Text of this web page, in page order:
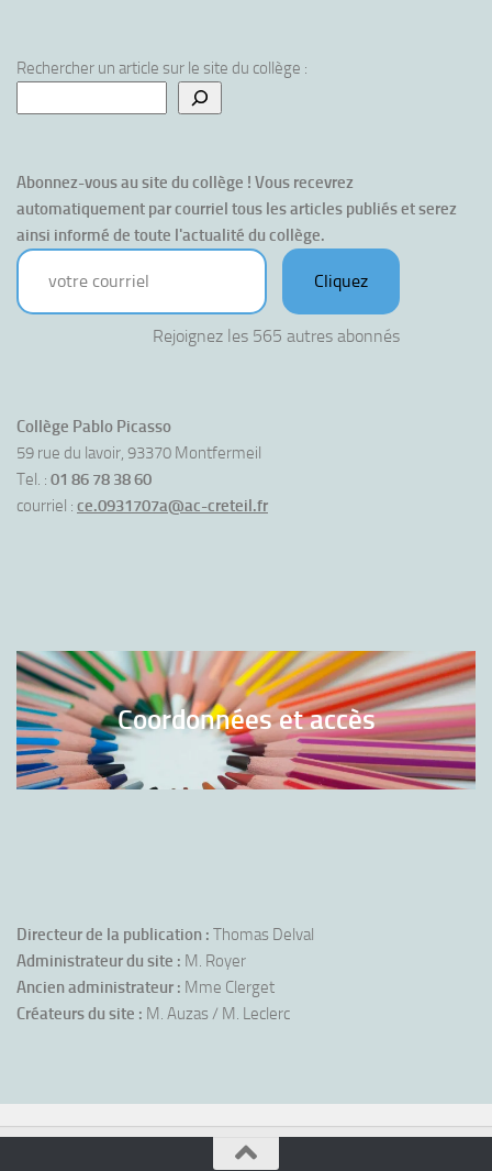
Rechercher un article sur le site du collège :
Abonnez-vous au site du collège ! Vous recevrez
automatiquement par courriel tous les articles publiés et serez
ainsi informé de toute l'actualité du collège.
votre courriel
Cliquez
Rejoignez les 565 autres abonnés
Collège Pablo Picasso
59 rue du lavoir, 93370 Montfermeil
Tel. : 01 86 78 38 60
courriel : ce.0931707a@ac-creteil.fr
Coordonnées et accès
Directeur de la publication : Thomas Delval
Administrateur du site : M. Royer
Ancien administrateur : Mme Clerget
Créateurs du site : M. Auzas / M. Leclerc